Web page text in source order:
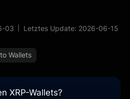
03
Letztes Update: 2026-06-15
Wallets
XRP-Wallets?